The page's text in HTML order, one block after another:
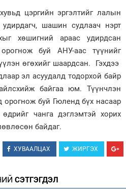
цэргийн эргэлтийг лалын
удирдагч, шашин судлаач нэрт
хөшигний араас удирдсан
буй АНУ-аас түүнийг
өгөхийг шаардсан. Гэхдээ
эл асуудалд тодорхой байр
байгаа юм. Түүнчлэн
орогнож буй Гюленд бүх насаар
чанга дэглэмтэй хорих
байдаг.
ХУВААЛЦАХ ЖИРГЭХ
СЭТГЭГДЭЛ